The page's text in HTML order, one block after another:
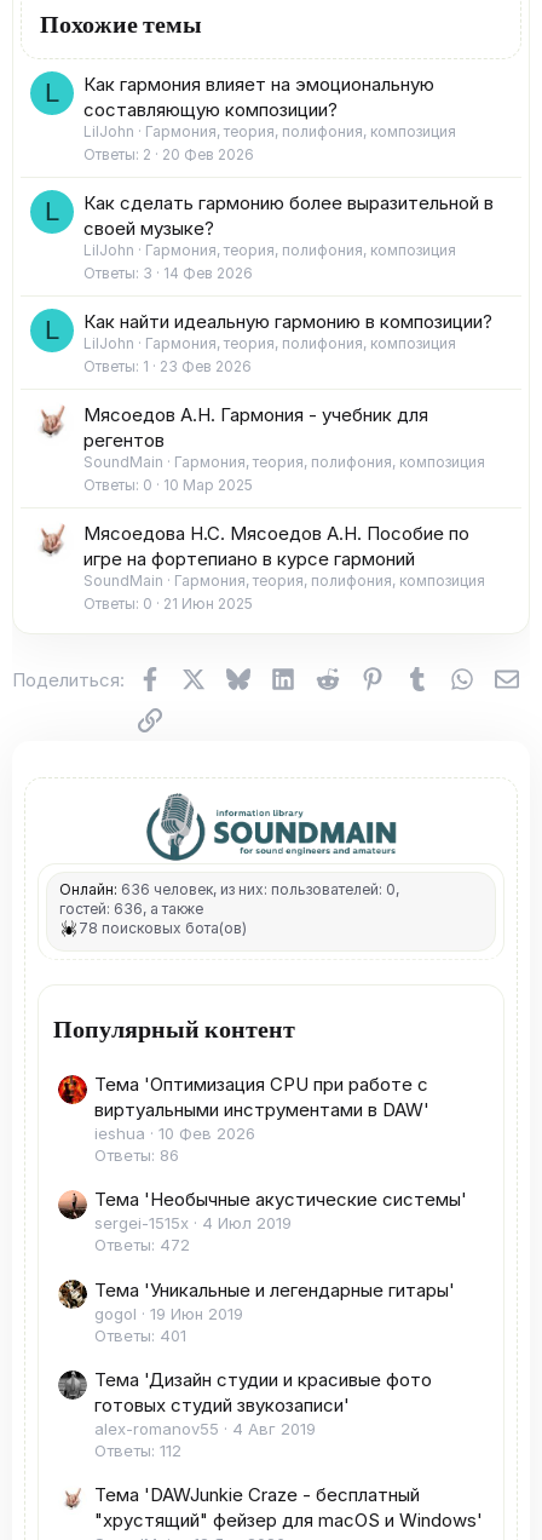
Похожие темы
L
Как гармония влияет на эмоциональную
составляющую композиции?
LilJohn
Гармония, теория, полифония, композиция
Ответы 2 20 Фев 2026
L
Как сделать гармонию более выразительной в
своей музыке?
LilJohn
Гармония, теория, полифония, композиция
Ответы 3 14 Фев 2026
L Как найти идеальную гармонию в композиции?
LilJohn
Гармония, теория, полифония, композиция
Ответы 1 23 Фев 2026
Мясоедов А.Н. Гармония - учебник для
регентов
SoundMain
Гармония, теория, полифония, композиция
Ответы 0 10 Мар 2025
Мясоедова Н.С. Мясоедов А.Н. Пособие по
игре на фортепиано в курсе гармоний
SoundMain
Гармония, теория, полифония, композиция
Ответы 0 21 Июн 2025
Поделиться: FacebookX (Twitter)
BlueskyLinkedInReddit Pinterest
Tumblr
Ссылка
Онлайн: 636 человек, из них: пользователей: 0,
гостей: 636, а также
78 поисковых бота(ов)
Популярный контент
Тема 'Оптимизация CPU при работе с
виртуальными инструментами в DAW'
ieshua
10 Фев 2026
Ответы: 86
Тема 'Необычные акустические системы'
sergei-1515x
4 Июл 2019
Ответы: 472
Тема 'Уникальные и легендарные гитары'
gogol
19 Июн 2019
Ответы: 401
Тема 'Дизайн студии и красивые фото
готовых студий звукозаписи'
alex-romanov55
4 Авг 2019
Ответы: 112
Тема 'DAWJunkie Craze - бесплатный
"хрустящий" фейзер для macOS и Windows'